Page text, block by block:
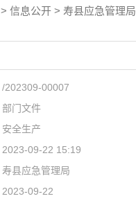
> 信息公开 > 寿县应急管理局
/202309-00007
部门文件
安全生产
2023-09-22 15:19
寿县应急管理局
2023-09-22